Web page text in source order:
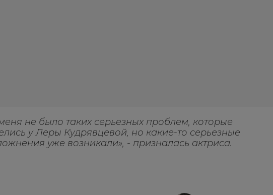
не было таких серьезных проблем, которые
у Леры Кудрявцевой, но какие-то серьезные
уже возникали», - призналась актриса.